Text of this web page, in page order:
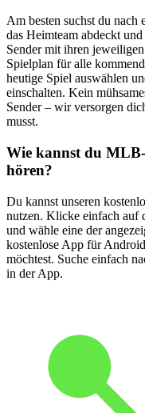
Am besten suchst du nach
das Heimteam abdeckt
Sender mit ihren
Spielplan für alle
heutige Spiel auswählen
einschalten. Kein
Sender – wir versorgen
musst.
Wie kannst du
hören?
Du kannst unseren
nutzen. Klicke einfach auf
und wähle eine der
kostenlose App für
möchtest. Suche einfach
in der App.